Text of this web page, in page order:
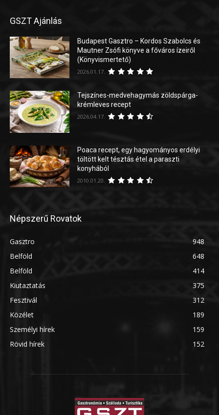
GSZT Ajánlás
Budapest Gasztro – Kordos Szabolcs és
Mautner Zsófi könyve a főváros ízeiről
(Könyvismertető)
2026.01.17.
Tejszínes-medvehagymás zöldspárga-
krémleves recept
2026.04.17.
Poaca recept, egy hagyományos erdélyi
töltött kelt tésztás étel a paraszti
konyhából
2010.01.20.
Népszerű Rovatok
Gasztro
948
Belföld
648
Belföld
414
Kiutaztatás
375
Fesztivál
312
Közélet
189
Személyi hírek
159
Rövid hírek
152